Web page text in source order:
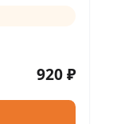
920 ₽